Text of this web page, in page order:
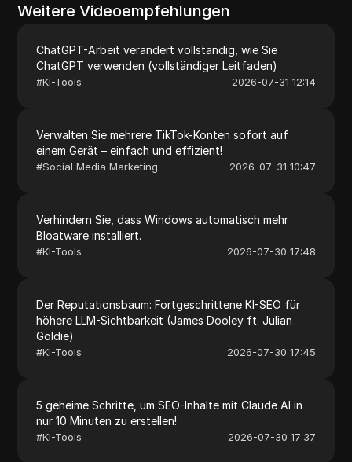
Weitere Videoempfehlungen
ChatGPT-Arbeit verändert vollständig, wie Sie
ChatGPT verwenden (vollständiger Leitfaden)
#KI-Tools 2026-07-31 12:14
Verwalten Sie mehrere TikTok-Konten sofort auf
einem Gerät – einfach und effizient!
#Social Media Marketing 2026-07-31 10:47
Verhindern Sie, dass Windows automatisch mehr
Bloatware installiert.
#KI-Tools 2026-07-30 17:48
Der Reputationsbaum: Fortgeschrittene KI-SEO für
höhere LLM-Sichtbarkeit (James Dooley ft. Julian
Goldie)
#KI-Tools 2026-07-30 17:45
5 geheime Schritte, um SEO-Inhalte mit Claude AI in
nur 10 Minuten zu erstellen!
#KI-Tools 2026-07-30 17:37